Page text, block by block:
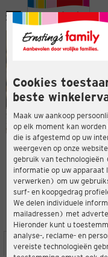
Cookies
beste
Maak uw aankoop
op elk moment kan
die is afgestemd op uw
weergeven op onze
gebruik van technologieën
informatie op uw apparaat
verwerken) om uw
surf- en koopgedrag
We delen individuele
mailadressen) met
Hieronder kunt u
analyse-, reclame- en
vereiste technologieën
Menu
Oberer
LOCATIE SERVICES